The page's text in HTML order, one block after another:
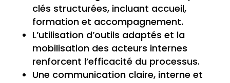
clés structurées, incluant accueil,
formation et accompagnement.
L’utilisation d’outils adaptés et la
mobilisation des acteurs internes
renforcent l’efficacité du processus.
Une communication claire, interne et